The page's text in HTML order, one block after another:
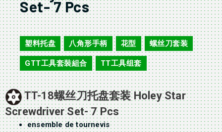
Set- 7 Pcs
TT-18
塑料托盘 , 八角形手柄 , 花型 , 螺丝刀套装 ,
GTT工具套裝組合 , TT工具组套
TT-18螺丝刀托盘套装 Holey Star
Screwdriver Set- 7 Pcs
ensemble de tournevis